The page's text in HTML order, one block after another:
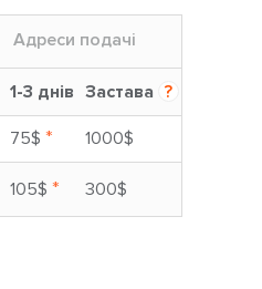
Адреси подачі
1-3 днів Застава ?
75$ *
1000$
105$ * 300$